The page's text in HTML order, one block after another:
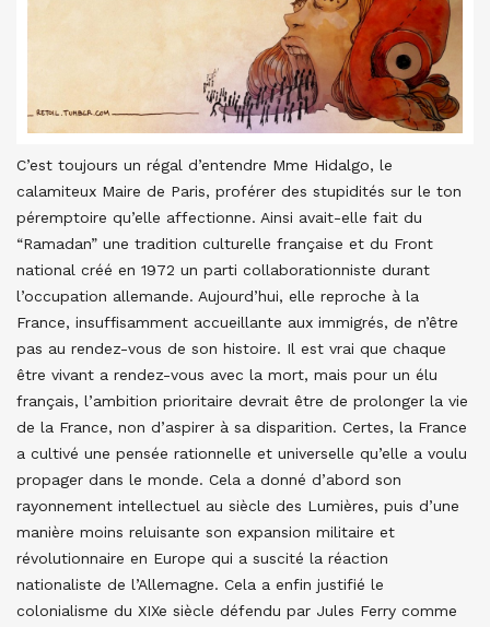
C’est toujours un régal d’entendre Mme Hidalgo, le
calamiteux Maire de Paris, proférer des stupidités sur le ton
péremptoire qu’elle affectionne. Ainsi avait-elle fait du
“Ramadan” une tradition culturelle française et du Front
national créé en 1972 un parti collaborationniste durant
l’occupation allemande. Aujourd’hui, elle reproche à la
France, insuffisamment accueillante aux immigrés, de n’être
pas au rendez-vous de son histoire. Il est vrai que chaque
être vivant a rendez-vous avec la mort, mais pour un élu
français, l’ambition prioritaire devrait être de prolonger la vie
de la France, non d’aspirer à sa disparition. Certes, la France
a cultivé une pensée rationnelle et universelle qu’elle a voulu
propager dans le monde. Cela a donné d’abord son
rayonnement intellectuel au siècle des Lumières, puis d’une
manière moins reluisante son expansion militaire et
révolutionnaire en Europe qui a suscité la réaction
nationaliste de l’Allemagne. Cela a enfin justifié le
colonialisme du XIXe siècle défendu par Jules Ferry comme